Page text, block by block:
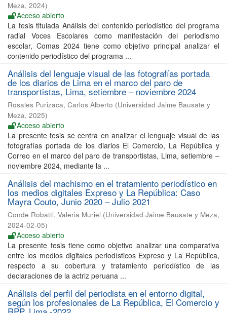
Meza, 2024)
Acceso abierto
La tesis titulada Análisis del contenido periodístico del programa
radial Voces Escolares como manifestación del periodismo
escolar, Comas 2024 tiene como objetivo principal analizar el
contenido periodístico del programa ...
Análisis del lenguaje visual de las fotografías portada
de los diarios de Lima en el marco del paro de
transportistas, Lima, setiembre – noviembre 2024
Rosales Purizaca, Carlos Alberto (Universidad Jaime Bausate y
Meza, 2025)
Acceso abierto
La presente tesis se centra en analizar el lenguaje visual de las
fotografías portada de los diarios El Comercio, La República y
Correo en el marco del paro de transportistas, Lima, setiembre –
noviembre 2024, mediante la ...
Análisis del machismo en el tratamiento periodístico en
los medios digitales Expreso y La República: Caso
Mayra Couto, Junio 2020 – Julio 2021
Conde Robatti, Valeria Muriel (Universidad Jaime Bausate y Meza,
2024-02-05)
Acceso abierto
La presente tesis tiene como objetivo analizar una comparativa
entre los medios digitales periodísticos Expreso y La República,
respecto a su cobertura y tratamiento periodístico de las
declaraciones de la actriz peruana ...
Análisis del perfil del periodista en el entorno digital,
según los profesionales de La República, El Comercio y